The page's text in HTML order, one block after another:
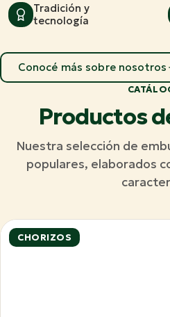
Tradición y
tecnología
Conocé más sobre nosotros
Productos
Nuestra selección de
populares, elaborados
CHORIZOS